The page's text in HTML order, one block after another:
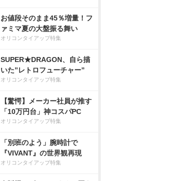
お値段そのまま45％増量！フ
ァミマ夏の大盤振る舞い
オリコンタイアップ特集
SUPER★DRAGON、自ら描
いた”レトロフューチャー”
オリコンタイアップ特集
【驚愕】メーカー社員が推す
「10万円台」神コスパPC
オリコンタイアップ特集
「別班のよう」腕時計で
『VIVANT』の世界観再現
オリコンタイアップ特集